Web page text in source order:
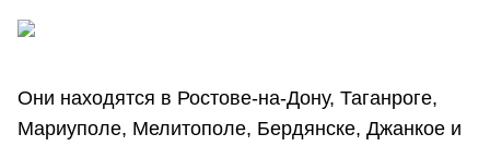
Они находятся в Ростове-на-Дону, Таганроге,
Мариуполе, Мелитополе, Бердянске, Джанкое и